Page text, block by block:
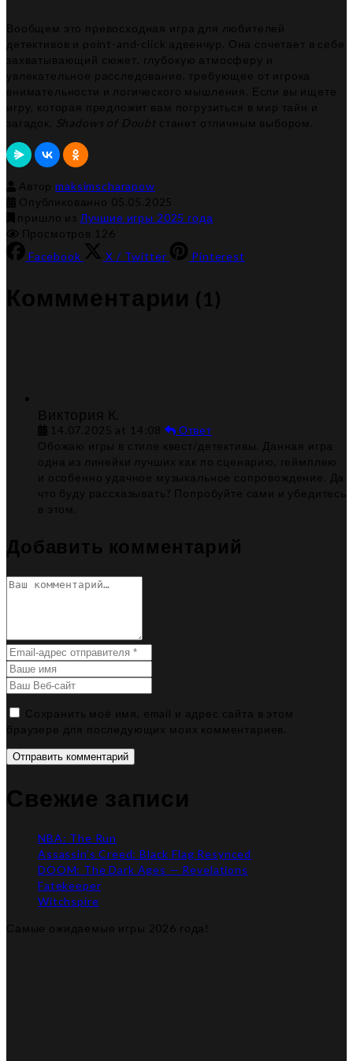
Вообщем это превосходная игра для любителей
детективов и point-and-click адвенчур. Она сочетает в себе
захватывающий сюжет, глубокую атмосферу и
увлекательное расследование, требующее от игрока
внимательности и логического мышления. Если вы ищете
игру, которая предложит вам погрузиться в мир тайн и
загадок,
Shadows of Doubt станет отличным выбором.
Авторmaksimscharapow
Опубликованно 05.05.2025
пришло из Лучшие игры 2025 года
Просмотров 126
Facebook
X / Twitter Pinterest
Коммментарии (1)
Виктория К.
14.07.2025 at 14:08
Ответ
Обожаю игры в стиле квест/детективы. Данная игра
одна из линейки лучших как по сценарию, геймплею
и особенно удачное музыкальное сопровождение. Да
что буду рассказывать? Попробуйте сами и убедитесь
в этом.
Добавить комментарий
Сохранить моё имя, email и адрес сайта в этом
браузере для последующих моих комментариев.
Отправить комментарий
Свежие записи
NBA: The Run
Assassin’s Creed: Black Flag Resynced
DOOM: The Dark Ages — Revelations
Fatekeeper
Witchspire
Самые ожидаемые игры 2026 года!